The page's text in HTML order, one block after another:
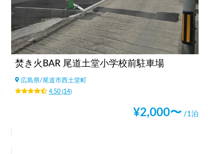
焚き火BAR 尾道土堂小学校前駐車場
広島県/尾道市西土堂町
4.50(14)
¥2,000〜 /1泊